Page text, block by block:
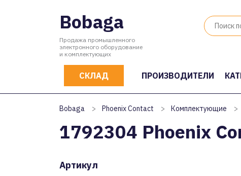
Bobaga
Продажа промышленного
электронного оборудование
и комплектующих
СКЛАД ПРОИЗВОДИТЕЛИ
Bobaga > Phoenix Contact > Комплектующие >
1792304 Phoenix
Артикул